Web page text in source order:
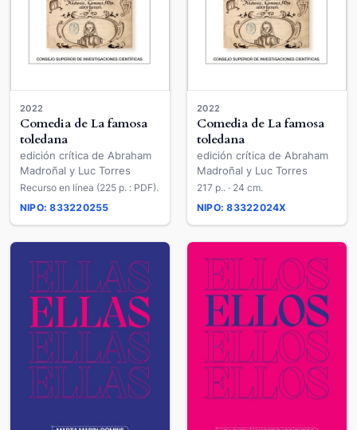
2022
Comedia de La famosa
toledana
edición crítica de Abraham
Madroñal y Luc Torres
Recurso en línea (225 p. : PDF).
NIPO: 833220255
2022
Comedia de La famosa
toledana
edición crítica de Abraham
Madroñal y Luc Torres
217 p.. · 24 cm.
NIPO: 83322024X